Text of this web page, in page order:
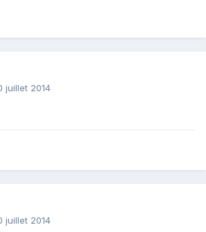
juillet 2014
juillet 2014